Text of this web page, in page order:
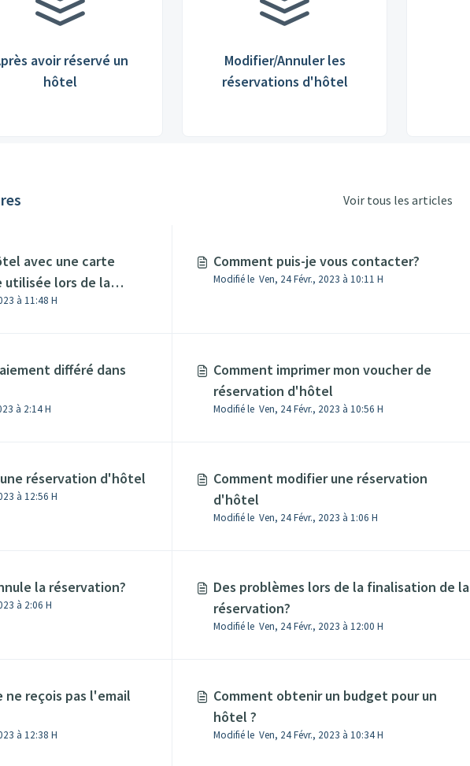
avoir réservé un
hôtel
Modifier/Annuler les
réservations d'hôtel
Voir tous les articles
avec une carte
lors de la
payante à
à 11:48 H
Comment puis-je vous contacter?
Modifié le Ven, 24 Févr., 2023 à 10:11 H
différé dans
Modifié le Jeu, 23 Févr., 2023 à 2:14 H
Comment imprimer mon voucher de
réservation d'hôtel
Modifié le Ven, 24 Févr., 2023 à 10:56 H
réservation d'hôtel
à 12:56 H
Comment modifier une réservation
d'hôtel
Modifié le Ven, 24 Févr., 2023 à 1:06 H
la réservation?
Modifié le Lun, 27 Févr., 2023 à 2:06 H
Des problèmes lors de la finalisation de la
réservation?
Modifié le Ven, 24 Févr., 2023 à 12:00 H
ne reçois pas l'email
à 12:38 H
Comment obtenir un budget pour un
hôtel ?
Modifié le Ven, 24 Févr., 2023 à 10:34 H